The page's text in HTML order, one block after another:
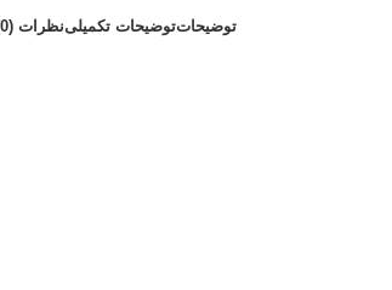
توضیحاتتوضیحات تکمیلینظرات (0)